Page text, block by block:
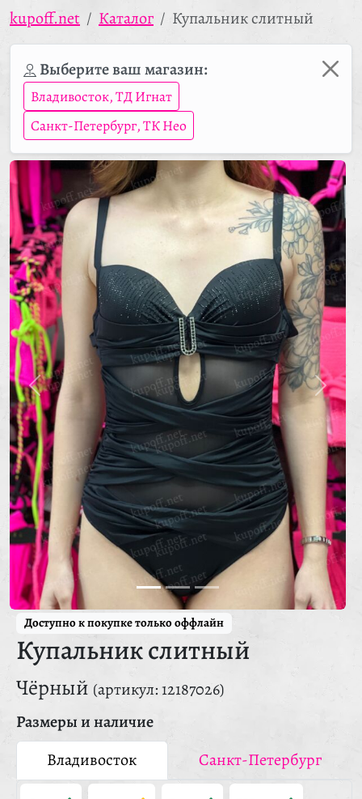
kupoff.net Каталог Купальник слитный
Выберите ваш магазин:
Владивосток, ТД Игнат
Санкт-Петербург, ТК Нео
Доступно к покупке только оффлайн
Купальник слитный
Чёрный (артикул: 12187026)
Размеры и наличие
Владивосток
Санкт-Петербург